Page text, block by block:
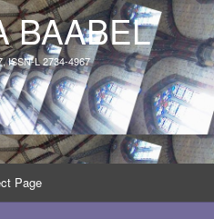
BAABEL
ISSN-L 2734-4967
Page